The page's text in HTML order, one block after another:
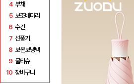
4 부채
5 보조배터리
6 수건
7 선풍기
8 보온보냉백
9 물티슈
10 장바구니